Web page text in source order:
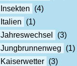
Insekten
(4)
Italien
(1)
Jahreswechsel
(3)
Jungbrunnenweg
(1)
Kaiserwetter (3)